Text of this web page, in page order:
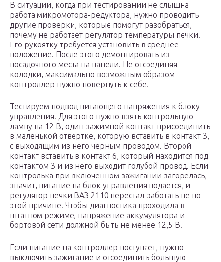
В ситуации, когда при тестировании не слышна
работа микромотора-редуктора, нужно проводить
другие проверки, которые помогут разобраться,
почему не работает регулятор температуры печки.
Его рукоятку требуется установить в среднее
положение. После этого демонтировать из
посадочного места на панели. Не отсоединяя
колодки, максимально возможным образом
контроллер нужно повернуть к себе.
Тестируем подвод питающего напряжения к блоку
управления. Для этого нужно взять контрольную
лампу на 12 В, один зажимной контакт присоединить
в маленькой отвертке, которую вставить в контакт 3,
с выходящим из него черным проводом. Второй
контакт вставить в контакт 6, который находится под
контактом 3 и из него выходит голубой провод. Если
контролька при включенном зажигании загорелась,
значит, питание на блок управления подается, и
регулятор печки ВАЗ 2110 перестал работать не по
этой причине. Чтобы диагностика проходила в
штатном режиме, напряжение аккумулятора и
бортовой сети должной быть не менее 12,5 В.
Если питание на контроллер поступает, нужно
выключить зажигание и отсоединить большую